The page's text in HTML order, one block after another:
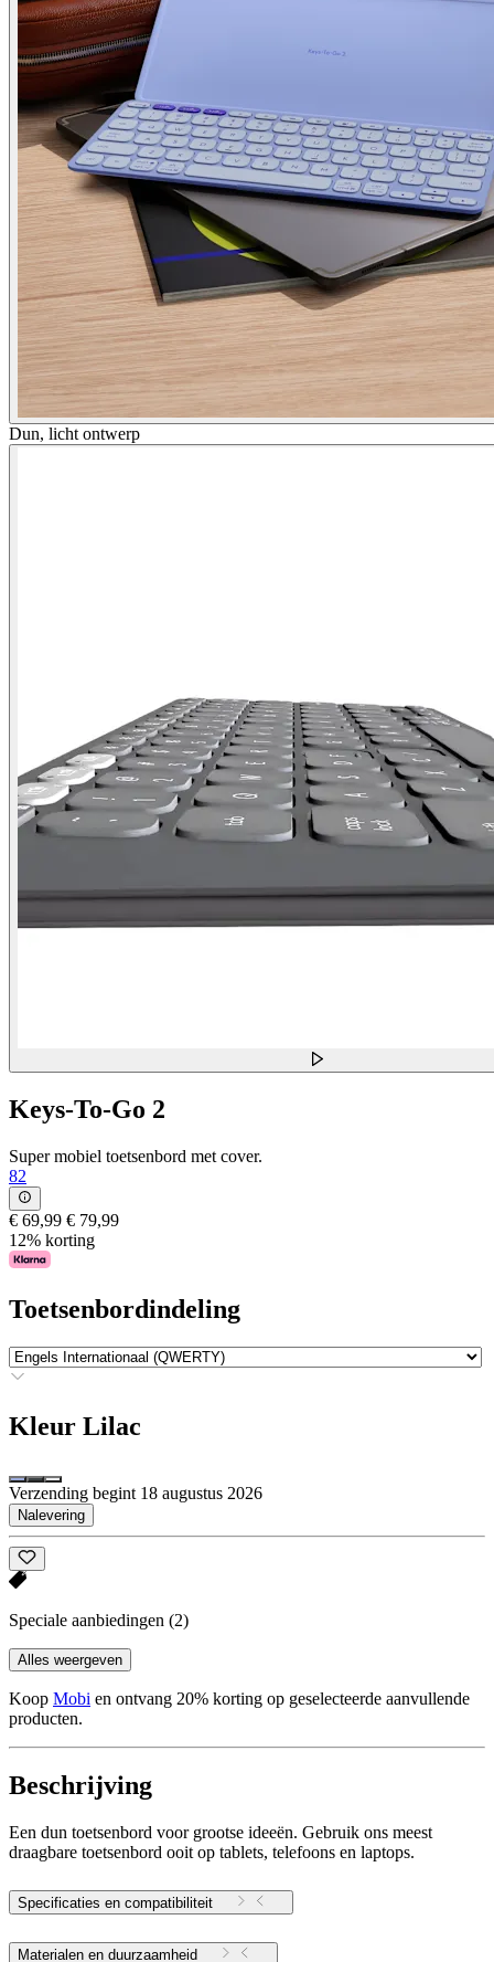
Dun, licht ontwerp
Keys-To-Go 2
Super mobiel toetsenbord met cover.
82
€ 69,99 € 79,99
12% korting
Toetsenbordindeling
Kleur Lilac
Verzending begint 18 augustus 2026
Nalevering
Speciale aanbiedingen (2)
Alles weergeven
Koop Mobi en ontvang 20% korting op geselecteerde aanvullende
producten.
Beschrijving
Een dun toetsenbord voor grootse ideeën. Gebruik ons meest
draagbare toetsenbord ooit op tablets, telefoons en laptops.
Specificaties en compatibiliteit
Materialen en duurzaamheid